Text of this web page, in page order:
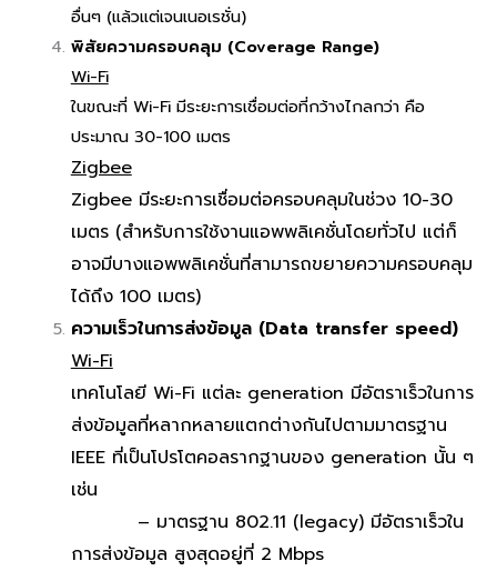
อื่นๆ (แล้วแต่เจนเนอเรชั่น)
พิสัยความครอบคลุม (Coverage Range)
Wi-Fi
ในขณะที่ Wi-Fi มีระยะการเชื่อมต่อที่กว้างไกลกว่า คือ
ประมาณ 30-100 เมตร
Zigbee
Zigbee มีระยะการเชื่อมต่อครอบคลุมในช่วง 10-30
เมตร (สำหรับการใช้งานแอพพลิเคชั่นโดยทั่วไป แต่ก็
อาจมีบางแอพพลิเคชั่นที่สามารถขยายความครอบคลุม
ได้ถึง 100 เมตร)
ความเร็วในการส่งข้อมูล (Data transfer speed)
Wi-Fi
เทคโนโลยี Wi-Fi แต่ละ generation มีอัตราเร็วในการ
ส่งข้อมูลที่หลากหลายแตกต่างกันไปตามมาตรฐาน
IEEE ที่เป็นโปรโตคอลรากฐานของ generation นั้น ๆ
เช่น
– มาตรฐาน 802.11 (legacy) มีอัตราเร็วใน
การส่งข้อมูล สูงสุดอยู่ที่ 2 Mbps